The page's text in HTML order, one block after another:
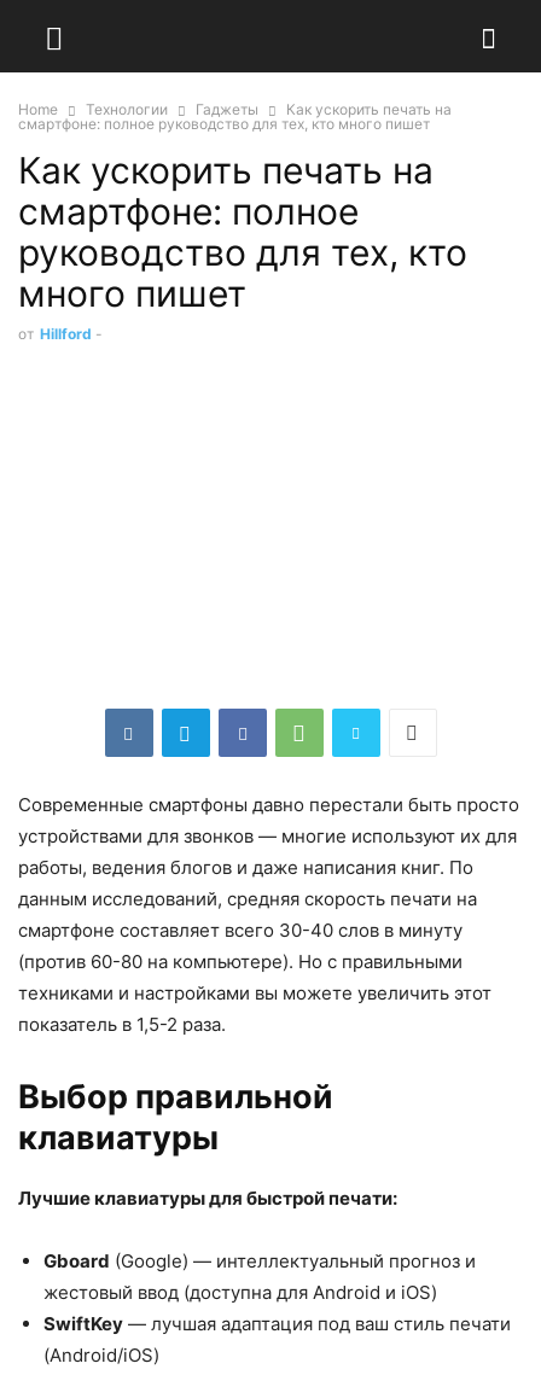
Home Технологии Гаджеты
Как ускорить печать на
смартфоне: полное руководство для тех, кто много пишет
Как ускорить печать на
смартфоне: полное
руководство для тех, кто
много пишет
от Hillford -
Современные смартфоны давно перестали быть просто
устройствами для звонков — многие используют их для
работы, ведения блогов и даже написания книг. По
данным исследований, средняя скорость печати на
смартфоне составляет всего 30-40 слов в минуту
(против 60-80 на компьютере). Но с правильными
техниками и настройками вы можете увеличить этот
показатель в 1,5-2 раза.
Выбор правильной
клавиатуры
Лучшие клавиатуры для быстрой печати:
Gboard (Google) — интеллектуальный прогноз и
жестовый ввод (доступна для Android и iOS)
SwiftKey — лучшая адаптация под ваш стиль печати
(Android/iOS)